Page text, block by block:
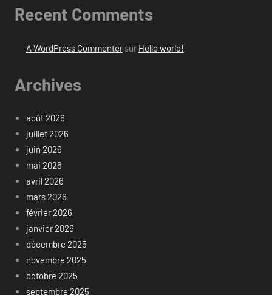
Recent Comments
A WordPress Commentersur Hello world!
Archives
août 2026
juillet 2026
juin 2026
mai 2026
avril 2026
mars 2026
février 2026
janvier 2026
décembre 2025
novembre 2025
octobre 2025
septembre 2025